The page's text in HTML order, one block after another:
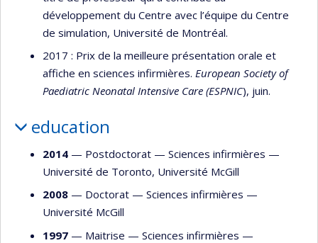
développement du Centre avec l’équipe du Centre
de simulation, Université de Montréal.
2017 : Prix de la meilleure présentation orale et
affiche en sciences infirmières. European Society of
Paediatric Neonatal Intensive Care (ESPNIC), juin.
education
2014 — Postdoctorat — Sciences infirmières —
Université de Toronto, Université McGill
2008 — Doctorat — Sciences infirmières —
Université McGill
1997 — Maitrise — Sciences infirmières —